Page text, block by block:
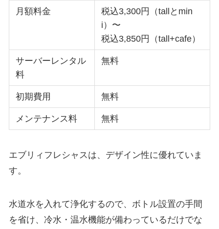
月額料金
税込3,300円（tallとmin
i）〜
税込3,850円（tall+cafe）
サーバーレンタル
料
無料
初期費用 無料
メンテナンス料 無料
エブリィフレシャスは、デザイン性に優れていま
す。
水道水を入れて浄化するので、ボトル設置の手間
を省け、冷水・温水機能が備わっているだけでな